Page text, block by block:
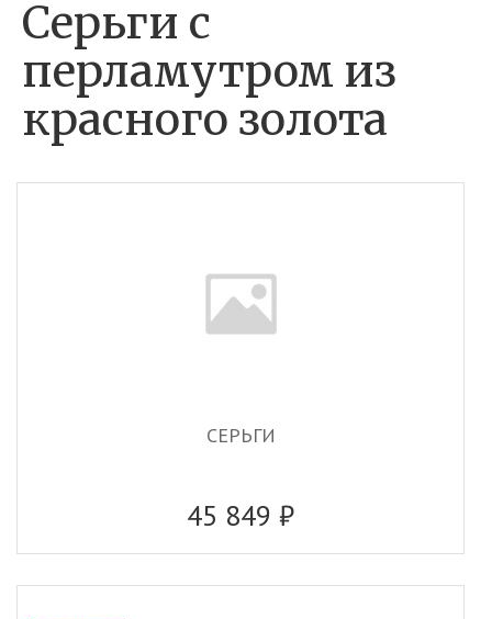
Серьги с
перламутром из
красного золота
СЕРЬГИ
45 849 ₽